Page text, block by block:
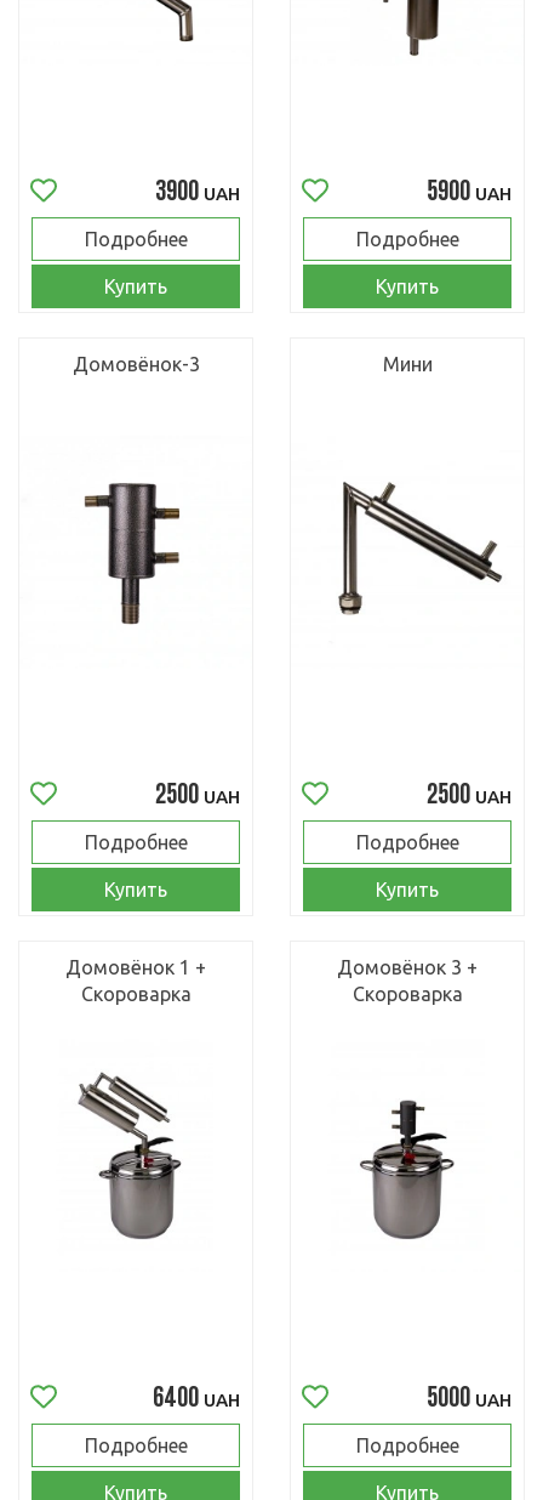
3900 UAH
Подробнее
Купить
5900 UAH
Подробнее
Купить
Домовёнок-3
2500 UAH
Подробнее
Купить
Мини
2500 UAH
Подробнее
Купить
Домовёнок 1 +
Скороварка
6400 UAH
Подробнее
Купить
Домовёнок 3 +
Скороварка
5000 UAH
Подробнее
Купить